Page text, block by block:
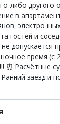
либо другого
в
гостей и
допускается
время (с
⏰ Расчётные
заезд и